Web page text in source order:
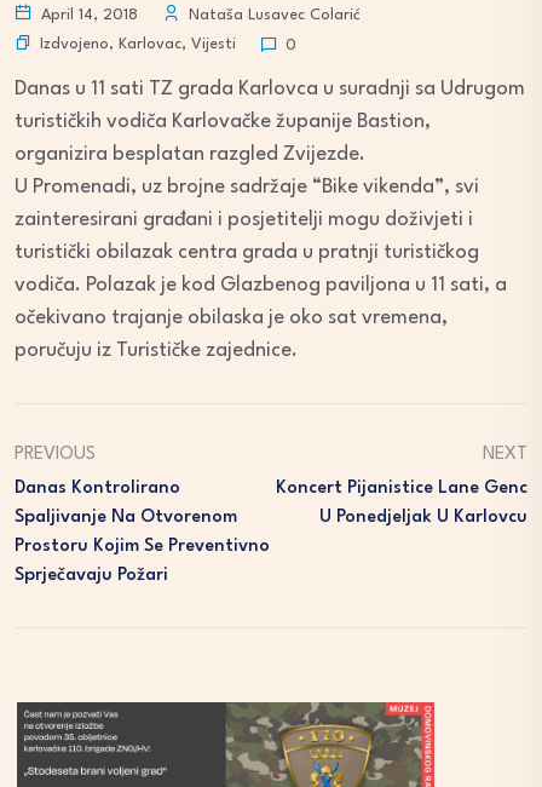
April 14, 2018
Nataša Lusavec Colarić
Izdvojeno, Karlovac, Vijesti 0
Danas u 11 sati TZ grada Karlovca u suradnji sa Udrugom
turističkih vodiča Karlovačke županije Bastion,
organizira besplatan razgled Zvijezde.
U Promenadi, uz brojne sadržaje “Bike vikenda”, svi
zainteresirani građani i posjetitelji mogu doživjeti i
turistički obilazak centra grada u pratnji turističkog
vodiča. Polazak je kod Glazbenog paviljona u 11 sati, a
očekivano trajanje obilaska je oko sat vremena,
poručuju iz Turističke zajednice.
PREVIOUS
Danas Kontrolirano
Spaljivanje Na Otvorenom
Prostoru Kojim Se Preventivno
Sprječavaju Požari
NEXT
Koncert Pijanistice Lane Genc
U Ponedjeljak U Karlovcu